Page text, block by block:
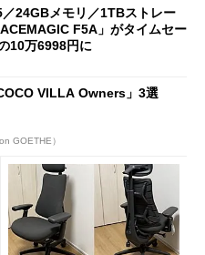
24GBメモリ／1TBストレー
F5A」がタイムセー
10万6998円に
VILLA Owners」3選
GOETHE）